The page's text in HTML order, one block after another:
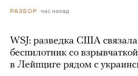
РАЗБОР час назад
WSJ: разведка США
беспилотник со
в Лейпциге рядом с